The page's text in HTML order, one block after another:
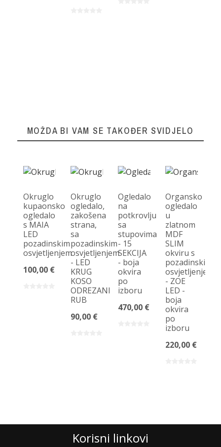
MOŽDA BI VAM SE TAKOĐER SVIDJELO
Okruglo
kupaonsko
ogledalo
s MAIA
LED
pozadinskim
osvjetljenjem
100,00 €
Okruglo
ogledalo,
zakošena
strana,
sa
pozadinskim
osvjetljenjem
- LED
KRUG
KOSO
ODREZANI
RUB
90,00 €
Ogledalo
na
potkrovlju
sa
stupovima
- 15
SEKCIJA
- boja
okvira
po
izboru
470,00 €
Organsko
ogledalo
u
zlatnom
MDF
SLIM
okviru s
pozadinskim
osvjetljenjem
- ZOE
LED -
boja
okvira
po
izboru
220,00 €
Korisni linkovi